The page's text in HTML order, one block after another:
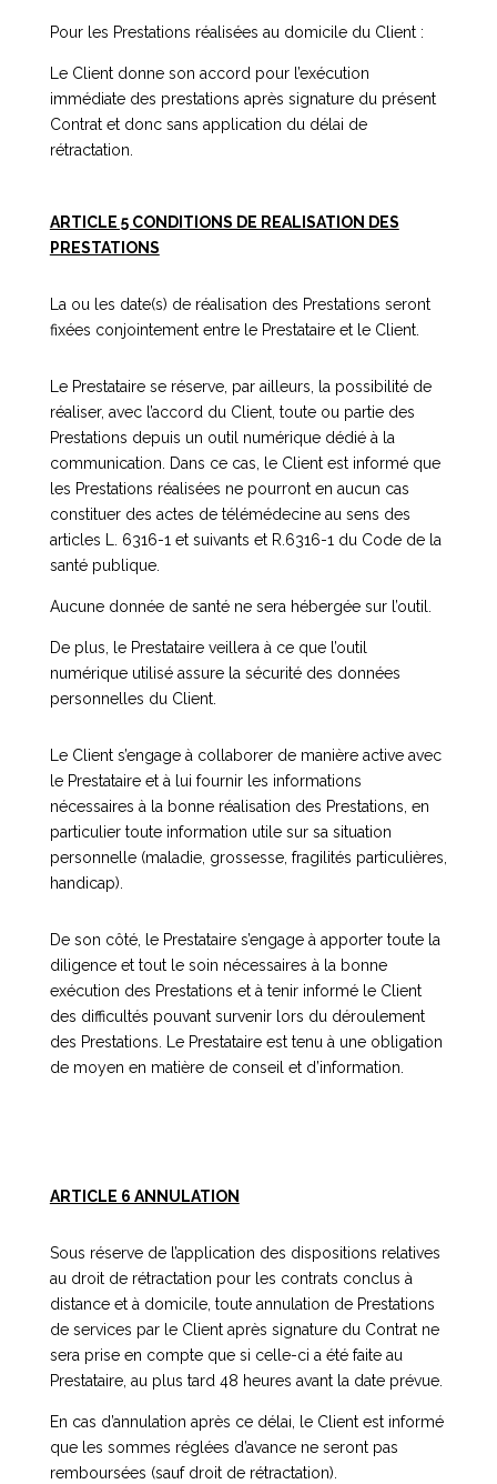
Pour les Prestations réalisées au domicile du Client :
Le Client donne son accord pour l’exécution
immédiate des prestations après signature du présent
Contrat et donc sans application du délai de
rétractation.
ARTICLE 5 CONDITIONS DE REALISATION DES
PRESTATIONS
La ou les date(s) de réalisation des Prestations seront
fixées conjointement entre le Prestataire et le Client.
Le Prestataire se réserve, par ailleurs, la possibilité de
réaliser, avec l’accord du Client, toute ou partie des
Prestations depuis un outil numérique dédié à la
communication. Dans ce cas, le Client est informé que
les Prestations réalisées ne pourront en aucun cas
constituer des actes de télémédecine au sens des
articles L. 6316-1 et suivants et R.6316-1 du Code de la
santé publique.
Aucune donnée de santé ne sera hébergée sur l’outil.
De plus, le Prestataire veillera à ce que l’outil
numérique utilisé assure la sécurité des données
personnelles du Client.
Le Client s’engage à collaborer de manière active avec
le Prestataire et à lui fournir les informations
nécessaires à la bonne réalisation des Prestations, en
particulier toute information utile sur sa situation
personnelle (maladie, grossesse, fragilités particulières,
handicap).
De son côté, le Prestataire s’engage à apporter toute la
diligence et tout le soin nécessaires à la bonne
exécution des Prestations et à tenir informé le Client
des difficultés pouvant survenir lors du déroulement
des Prestations. Le Prestataire est tenu à une obligation
de moyen en matière de conseil et d’information.
ARTICLE 6 ANNULATION
Sous réserve de l’application des dispositions relatives
au droit de rétractation pour les contrats conclus à
distance et à domicile, toute annulation de Prestations
de services par le Client après signature du Contrat ne
sera prise en compte que si celle-ci a été faite au
Prestataire, au plus tard 48 heures avant la date prévue.
En cas d’annulation après ce délai, le Client est informé
que les sommes réglées d’avance ne seront pas
remboursées (sauf droit de rétractation).